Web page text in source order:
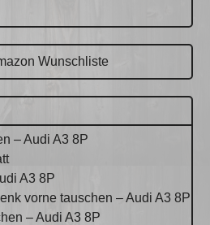
Wunschliste
– Audi A3 8P
A3 8P
vorne tauschen – Audi A3 8P
– Audi A3 8P